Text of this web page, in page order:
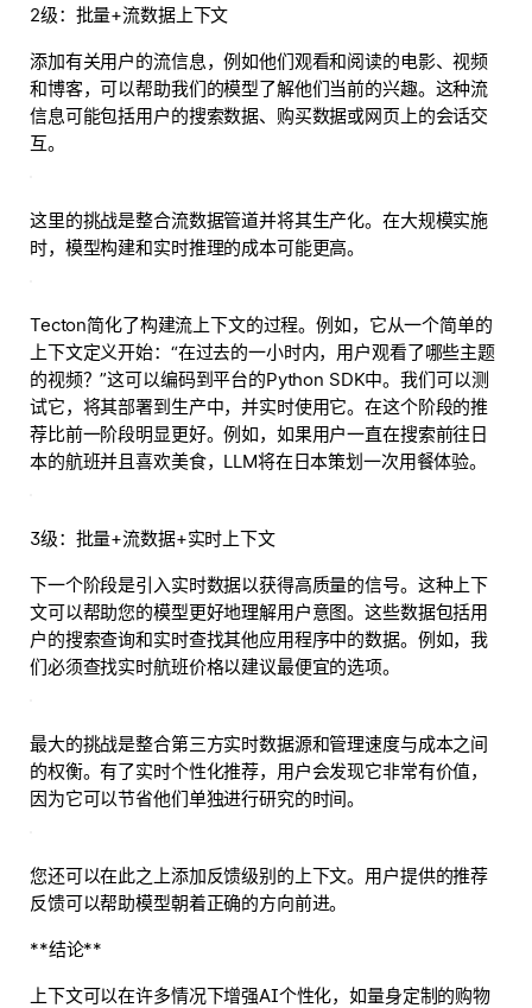
2级：批量+流数据上下文
添加有关用户的流信息，例如他们观看和阅读的电影、视频
和博客，可以帮助我们的模型了解他们当前的兴趣。这种流
信息可能包括用户的搜索数据、购买数据或网页上的会话交
互。
这里的挑战是整合流数据管道并将其生产化。在大规模实施
时，模型构建和实时推理的成本可能更高。
Tecton简化了构建流上下文的过程。例如，它从一个简单的
上下文定义开始：“在过去的一小时内，用户观看了哪些主题
的视频？”这可以编码到平台的Python SDK中。我们可以测
试它，将其部署到生产中，并实时使用它。在这个阶段的推
荐比前一阶段明显更好。例如，如果用户一直在搜索前往日
本的航班并且喜欢美食，LLM将在日本策划一次用餐体验。
3级：批量+流数据+实时上下文
下一个阶段是引入实时数据以获得高质量的信号。这种上下
文可以帮助您的模型更好地理解用户意图。这些数据包括用
户的搜索查询和实时查找其他应用程序中的数据。例如，我
们必须查找实时航班价格以建议最便宜的选项。
最大的挑战是整合第三方实时数据源和管理速度与成本之间
的权衡。有了实时个性化推荐，用户会发现它非常有价值，
因为它可以节省他们单独进行研究的时间。
您还可以在此之上添加反馈级别的上下文。用户提供的推荐
反馈可以帮助模型朝着正确的方向前进。
**结论**
上下文可以在许多情况下增强AI个性化，如量身定制的购物